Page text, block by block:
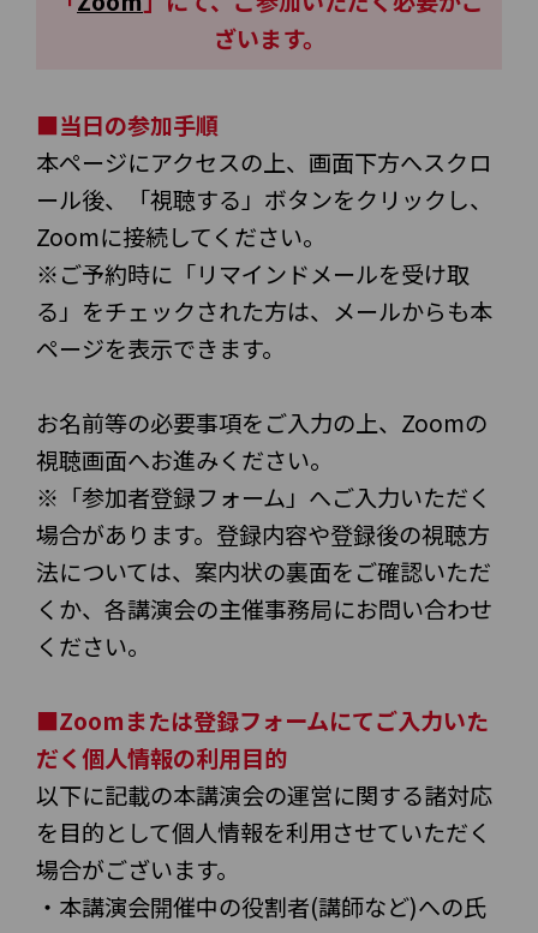
ざいます。
■当日の参加手順
本ページにアクセスの上、画面下方へスクロ
ール後、「視聴する」ボタンをクリックし、
Zoomに接続してください。
※ご予約時に「リマインドメールを受け取
る」をチェックされた方は、メールからも本
ページを表示できます。
お名前等の必要事項をご入力の上、Zoomの
視聴画面へお進みください。
※「参加者登録フォーム」へご入力いただく
場合があります。登録内容や登録後の視聴方
法については、案内状の裏面をご確認いただ
くか、各講演会の主催事務局にお問い合わせ
ください。
■Zoomまたは登録フォームにてご入力いた
だく個人情報の利用目的
以下に記載の本講演会の運営に関する諸対応
を目的として個人情報を利用させていただく
場合がございます。
・本講演会開催中の役割者(講師など)への氏